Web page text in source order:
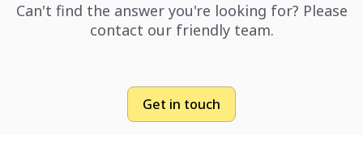
Can't find the answer you're looking for? Please
contact our friendly team.
Get in touch